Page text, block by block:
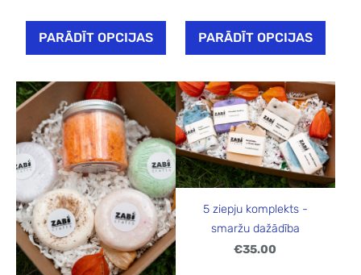
PARĀDĪT OPCIJAS PARĀDĪT OPCIJAS
5 ziepju komplekts -
smaržu dažādība
€35.00